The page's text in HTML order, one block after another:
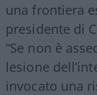
una frontiera
presidente di
“Se non è
lesione
invocato una